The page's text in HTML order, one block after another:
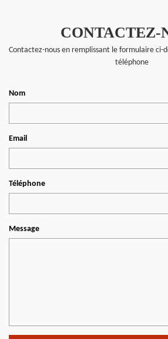
CONTACTEZ-
Contactez-nous en remplissant le formulaire ci-
téléphone
Nom
Email
Téléphone
Message